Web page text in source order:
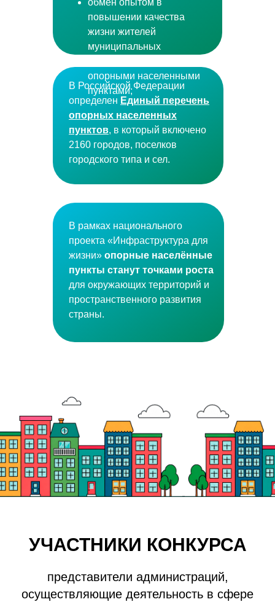
В Российской Федерации
определен Единый перечень
опорных населенных
пунктов, в который включено
2160 городов, поселков
городского типа и сел.
обмен опытом в
повышении качества
жизни жителей
муниципальных
опорными населенными
пунктами;
В рамках национального
проекта «Инфраструктура для
жизни» опорные населённые
пункты станут точками роста
для окружающих территорий и
пространственного развития
страны.
УЧАСТНИКИ КОНКУРСА
представители администраций,
осуществляющие деятельность в сфере